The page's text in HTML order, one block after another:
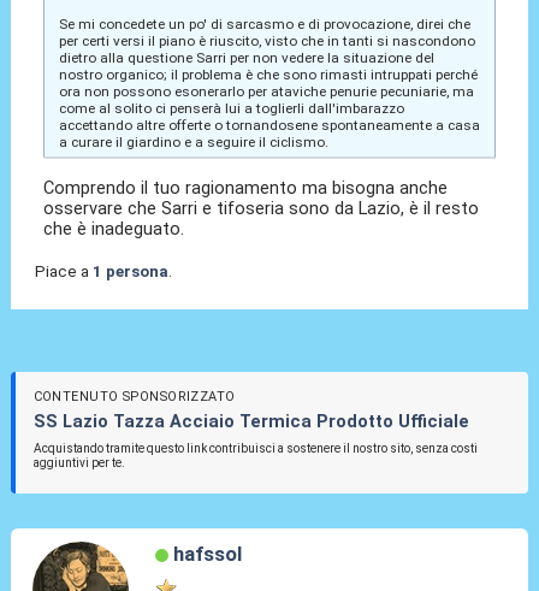
Se mi concedete un po' di sarcasmo e di provocazione, direi che
per certi versi il piano è riuscito, visto che in tanti si nascondono
dietro alla questione Sarri per non vedere la situazione del
nostro organico; il problema è che sono rimasti intruppati perché
ora non possono esonerarlo per ataviche penurie pecuniarie, ma
come al solito ci penserà lui a toglierli dall'imbarazzo
accettando altre offerte o tornandosene spontaneamente a casa
a curare il giardino e a seguire il ciclismo.
Comprendo il tuo ragionamento ma bisogna anche
osservare che Sarri e tifoseria sono da Lazio, è il resto
che è inadeguato.
Piace a 1 persona
CONTENUTO SPONSORIZZATO
SS Lazio Tazza Acciaio Termica Prodotto Ufficiale
Acquistando tramite questo link contribuisci a sostenere il nostro sito, senza costi
aggiuntivi per te.
hafssol